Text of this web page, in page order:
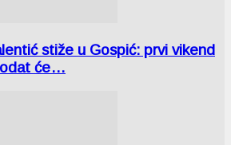
stiže u Gospić: prvi vikend
će…